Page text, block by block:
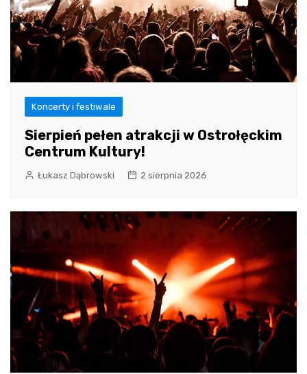
Koncerty i festiwale
Sierpień pełen atrakcji w Ostrołęckim
Centrum Kultury!
Łukasz Dąbrowski 2 sierpnia 2026